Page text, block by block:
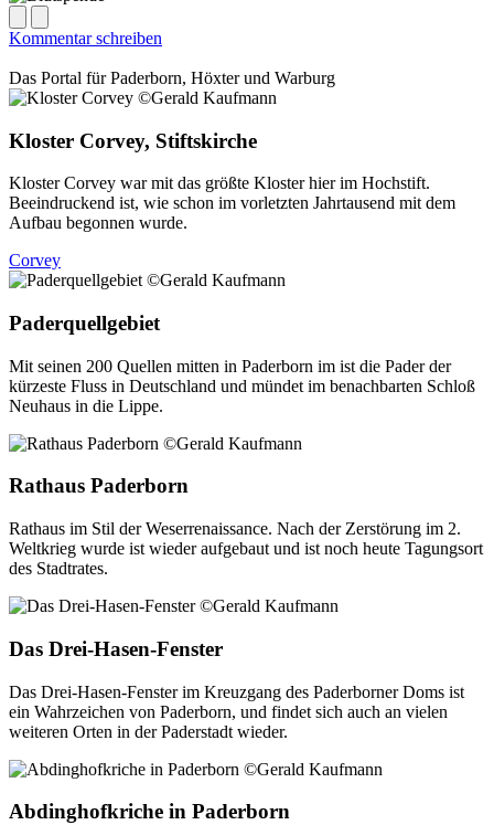
Kommentar schreiben
Das Portal fürPaderborn, Höxterund Warburg
Kloster Corvey, Stiftskirche
Kloster Corvey war mit das größte Kloster hier im Hochstift.
Beeindruckend ist, wie schon im vorletzten Jahrtausend mit dem
Aufbau begonnen wurde.
Corvey
Paderquellgebiet
Mit seinen 200 Quellen mitten in Paderborn im ist die Pader der
kürzeste Fluss in Deutschland und mündet im benachbarten Schloß
Neuhaus in die Lippe.
Rathaus Paderborn
Rathaus im Stil der Weserrenaissance. Nach der Zerstörung im 2.
Weltkrieg wurde ist wieder aufgebaut und ist noch heute Tagungsort
des Stadtrates.
Das Drei-Hasen-Fenster
Das Drei-Hasen-Fenster im Kreuzgang des Paderborner Doms ist
ein Wahrzeichen von Paderborn, und findet sich auch an vielen
weiteren Orten in der Paderstadt wieder.
Abdinghofkriche in Paderborn